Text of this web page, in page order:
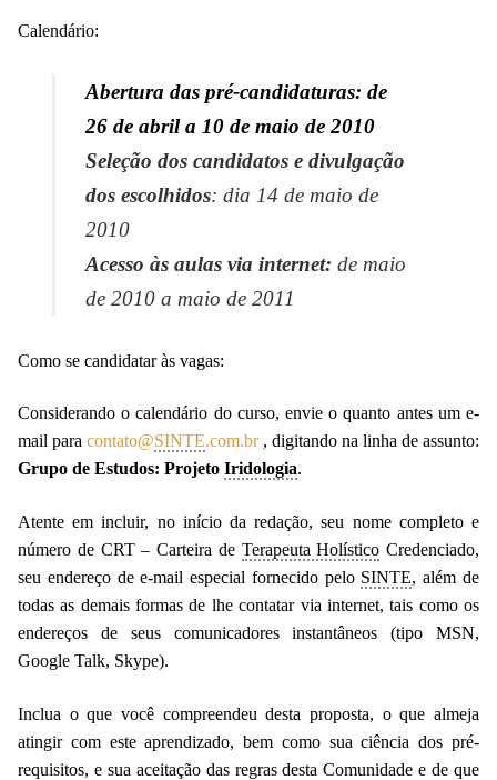
Calendário:
Abertura das pré-candidaturas: de
26 de abril a 10 de maio de 2010
Seleção dos candidatos e divulgação
dos escolhidos: dia 14 de maio de
2010
Acesso às aulas via internet:de maio
de 2010 a maio de 2011
Como se candidatar às vagas:
Considerando o calendário do curso, envie o quanto antes um e-
mail para contato@SINTE.com.br, digitando na linha de assunto:
Grupo de Estudos: Projeto Iridologia.
Atente em incluir, no início da redação, seu nome completo e
número de CRT – Carteira de Terapeuta Holístico Credenciado,
seu endereço de e-mail especial fornecido pelo SINTE, além de
todas as demais formas de lhe contatar via internet, tais como os
endereços de seus comunicadores instantâneos (tipo MSN,
Google Talk, Skype).
Inclua o que você compreendeu desta proposta, o que almeja
atingir com este aprendizado, bem como sua ciência dos pré-
requisitos, e sua aceitação das regras desta Comunidade e de que